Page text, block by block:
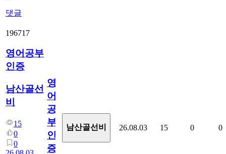
댓글
196717
영어공부
인증
남산골선
비
15
0
0
영
어
공
부
인
증
남산골선비 26.08.03 15 0 0